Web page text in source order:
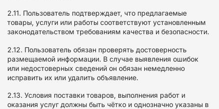
2.11. Пользователь подтверждает, что предлагаемые
товары, услуги или работы соответствуют установленным
законодательством требованиям качества и безопасности.
2.12. Пользователь обязан проверять достоверность
размещаемой информации. В случае выявления ошибок
или недостоверных сведений он обязан немедленно
исправить их или удалить объявление.
2.13. Условия поставки товаров, выполнения работ и
оказания услуг должны быть чётко и однозначно указаны в